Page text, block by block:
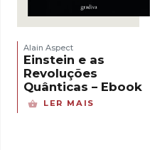
Alain Aspect
Einstein e as
Revoluções
Quânticas – Ebook
LER MAIS